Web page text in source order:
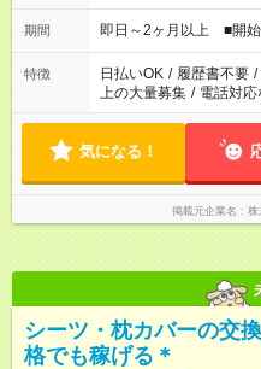
期間 即日～2ヶ月以上 ■開始
特徴 日払いOK / 履歴書不要 /
上の大量募集 / 電話対応
気になる！
掲載元企業名 株
シーツ・枕カバーの交
格でも稼げる＊